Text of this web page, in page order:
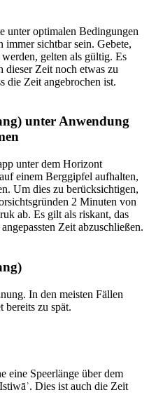
unter optimalen Bedingungen
sichtbar sein. Gebete,
gelten als gültig. Es
dieser Zeit noch etwas zu
die Zeit angebrochen ist.
unter Anwendung
unter dem Horizont
einem Berggipfel aufhalten,
Um dies zu berücksichtigen,
2 Minuten von
ab. Es gilt als riskant, das
Zeit abzuschließen.
In den meisten Fällen
bereits zu spät.
eine Speerlänge über dem
Dies ist auch die Zeit